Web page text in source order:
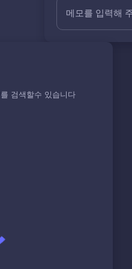
메모를 입력해
검색할수 있습니다